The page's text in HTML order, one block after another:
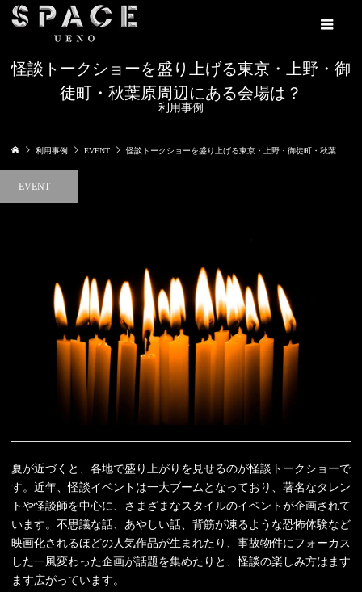
怪談トークショーを盛り上げる東京・上野・御
徒町・秋葉原周辺にある会場は？
利用事例
利用事例 EVENT 怪談トークショーを盛り上げる東京・上野・御徒町・秋葉原周辺にある会場は？
EVENT
夏が近づくと、各地で盛り上がりを見せるのが怪談トークショーで
す。近年、怪談イベントは一大ブームとなっており、著名なタレン
トや怪談師を中心に、さまざまなスタイルのイベントが企画されて
います。不思議な話、あやしい話、背筋が凍るような恐怖体験など
映画化されるほどの人気作品が生まれたり、事故物件にフォーカス
した一風変わった企画が話題を集めたりと、怪談の楽しみ方はます
ます広がっています。